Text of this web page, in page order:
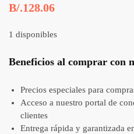
B/.128.06
1 disponibles
Beneficios al comprar con
Precios especiales para
Acceso a nuestro portal de
clientes
Entrega rápida y garantizada